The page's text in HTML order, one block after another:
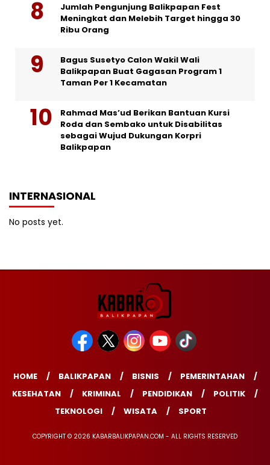
Jumlah Pengunjung Balikpapan Fest
Meningkat dan Melebih Target hingga 30
Ribu Orang
Bagus Susetyo Calon Wakil Wali
Balikpapan Buat Gagasan Program 1
Taman Per 1 Kecamatan
Rahmad Mas’ud Berikan Bantuan Kursi
Roda dan Sembako untuk Disabilitas
sebagai Wujud Dukungan Korpri
Balikpapan
INTERNASIONAL
No posts yet.
HOME BALIKPAPAN BISNIS
PEMERINTAHAN
KESEHATAN
KRIMINAL PENDIDIKAN
POLITIK
TEKNOLOGI
WISATA SPORT
COPYRIGHT © 2026 KABARBALIKPAPAN.COM - ALL RIGHTS RESERVED